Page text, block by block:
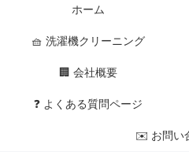
ホーム
🧺 洗濯機クリーニング
🏢 会社概要
❓ よくある質問ページ
✉️ お問い